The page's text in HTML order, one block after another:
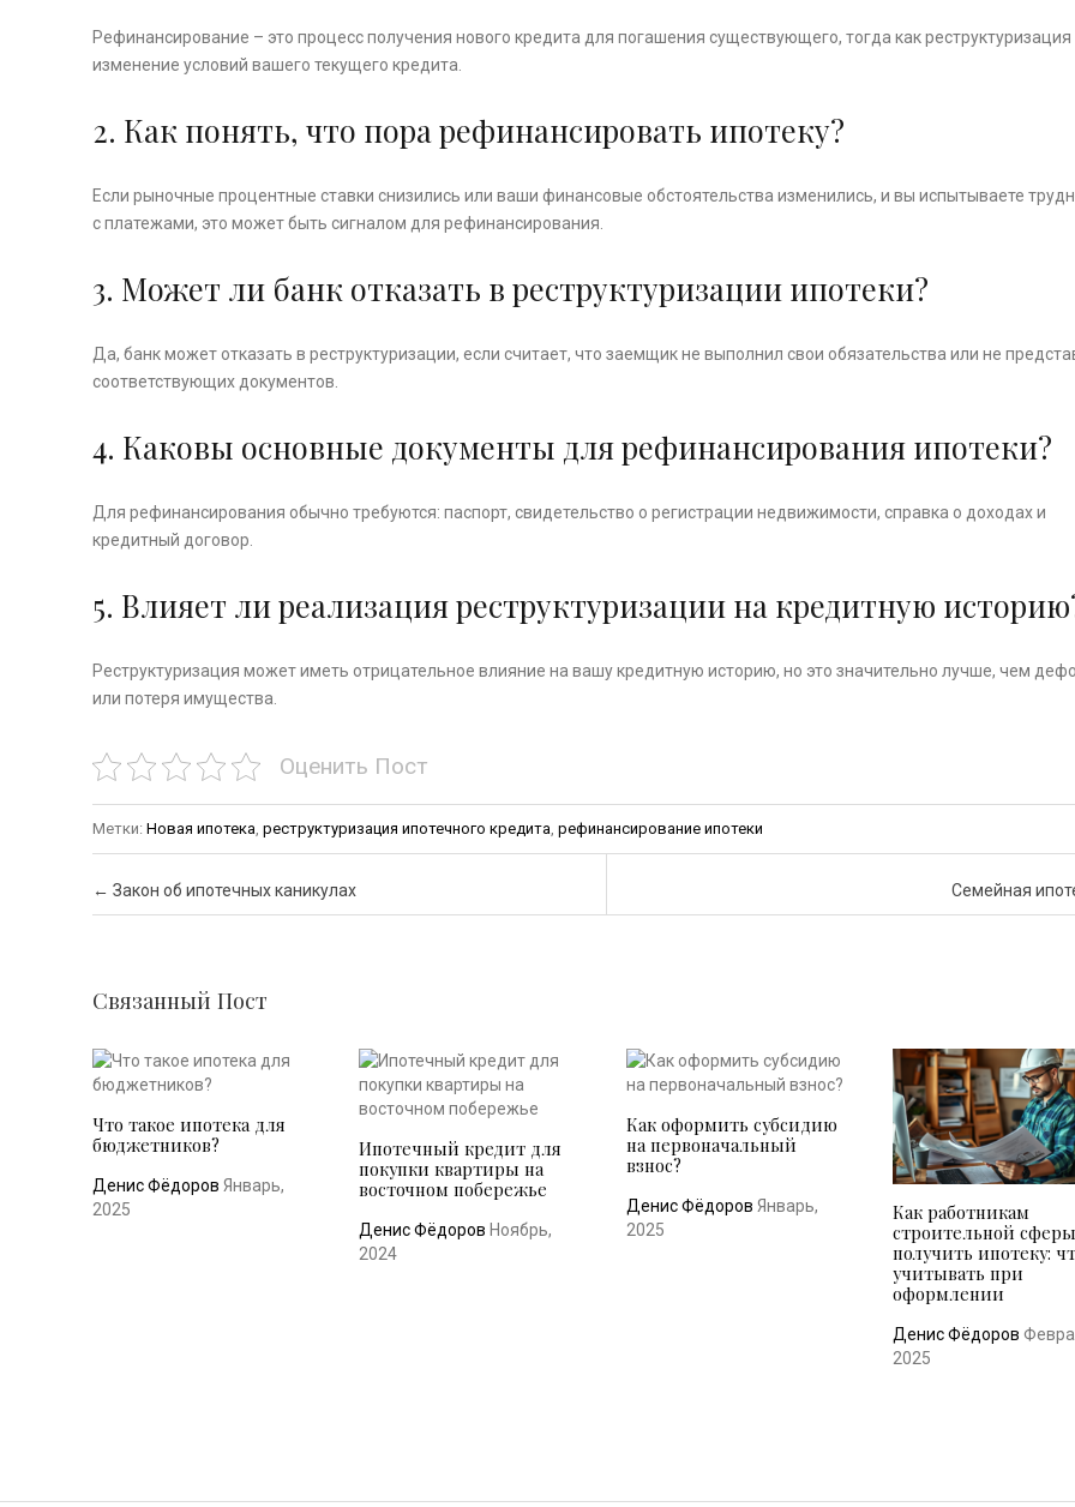
Рефинансирование – это процесс получения нового кредита для погашения существующего, тогда как реструктуризация
изменение условий вашего текущего кредита.
2. Как понять, что пора рефинансировать ипотеку?
Если рыночные процентные ставки снизились или ваши финансовые обстоятельства изменились, и вы испытываете
с платежами, это может быть сигналом для рефинансирования.
3. Может ли банк отказать в реструктуризации ипотеки?
Да, банк может отказать в реструктуризации, если считает, что заемщик не выполнил свои обязательства или не
соответствующих документов.
4. Каковы основные документы для рефинансирования ипотеки?
Для рефинансирования обычно требуются: паспорт, свидетельство о регистрации недвижимости, справка о доходах и
кредитный договор.
5. Влияет ли реализация реструктуризации на кредитную
Реструктуризация может иметь отрицательное влияние на вашу кредитную историю, но это значительно лучше, чем
или потеря имущества.
Оценить Пост
Метки: Новая ипотека реструктуризация ипотечного кредита рефинансирование ипотеки
Почтовая навигация
← Закон об ипотечных каникулах Семейная
Связанный Пост
Что такое ипотека для
бюджетников?
Денис Фёдоров Январь,
2025
Ипотечный кредит для
покупки квартиры на
восточном побережье
Денис Фёдоров Ноябрь,
2024
Как оформить субсидию
на первоначальный
взнос?
Денис Фёдоров Январь,
2025
Как работникам
строительной сферы
получить ипотеку:
учитывать при
оформлении
Денис Фёдоров
2025